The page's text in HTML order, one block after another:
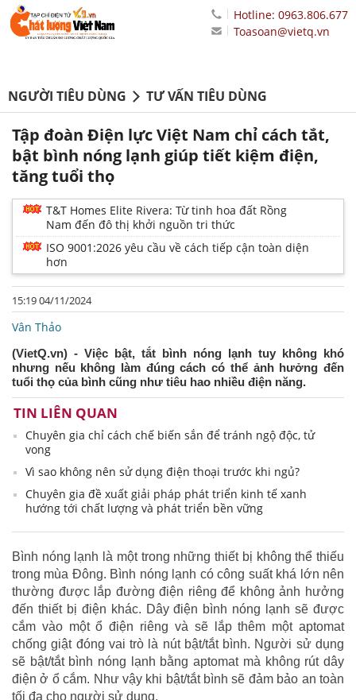
Hotline: 0963.806.677
Toasoan@vietq.vn
NGƯỜI TIÊU DÙNG TƯ VẤN TIÊU DÙNG
Tập đoàn Điện lực Việt Nam chỉ cách tắt,
bật bình nóng lạnh giúp tiết kiệm điện,
tăng tuổi thọ
T&T Homes Elite Rivera: Từ tinh hoa đất Rồng
Nam đến đô thị khởi nguồn tri thức
ISO 9001:2026 yêu cầu về cách tiếp cận toàn diện
hơn
15:19 04/11/2024
Vân Thảo
(VietQ.vn) - Việc bật, tắt bình nóng lạnh tuy không khó
nhưng nếu không làm đúng cách có thể ảnh hưởng đến
tuổi thọ của bình cũng như tiêu hao nhiều điện năng.
TIN LIÊN QUAN
Chuyên gia chỉ cách chế biến sắn để tránh ngộ độc, tử
vong
Vì sao không nên sử dụng điện thoại trước khi ngủ?
Chuyên gia đề xuất giải pháp phát triển kinh tế xanh
hướng tới chất lượng và phát triển bền vững
Bình nóng lạnh là một trong những thiết bị không thể thiếu
trong mùa Đông. Bình nóng lạnh có công suất khá lớn nên
thường được lắp đường điện riêng để không ảnh hưởng
đến thiết bị điện khác. Dây điện bình nóng lạnh sẽ được
cắm vào một ổ điện riêng và sẽ lắp thêm một aptomat
chống giật đóng vai trò là nút bật/tắt bình. Người sử dụng
sẽ bật/tắt bình nóng lạnh bằng aptomat mà không rút dây
điện ở ổ cắm. Như vậy khi bật/tắt bình sẽ đảm bảo an toàn
tối đa cho người sử dụng.